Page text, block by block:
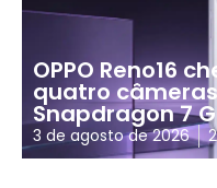
OPPO Reno16
quatro câmeras
Snapdragon 7
3 de agosto de 2026